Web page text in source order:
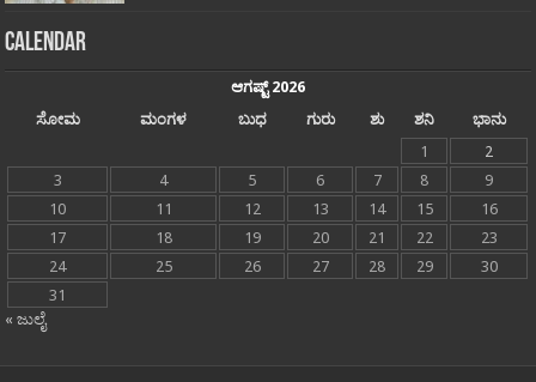
Calendar
ಆಗಷ್ಟ್ 2026
ಸೋಮ
ಮಂಗಳ ಬುಧ ಗುರು ಶು ಶನಿ
ಭಾನು
1
2
3
4 5 6 7 8
9
10
11 12 13 14 15
16
17
18 19 20 21 22
23
24
25 26 27 28 29
30
31
« ಜುಲೈ